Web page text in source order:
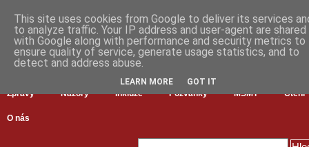
Zprávy Názory Inkluze Pozvánky MŠMT Čtení
O nás
This site uses cookies from Google to deliver its services
to analyze traffic. Your IP address and user-agent are shared
with Google along with performance and security metrics to
ensure quality of service, generate usage statistics, and to
detect and address abuse.
LEARN MORE GOT IT